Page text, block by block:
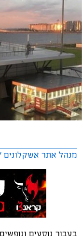
מנהל אתר אשקלונים / 13:53
בעבור נוסעים